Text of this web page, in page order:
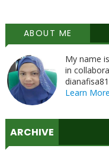
ABOUT ME
My name
in
Learn
ARCHIVE